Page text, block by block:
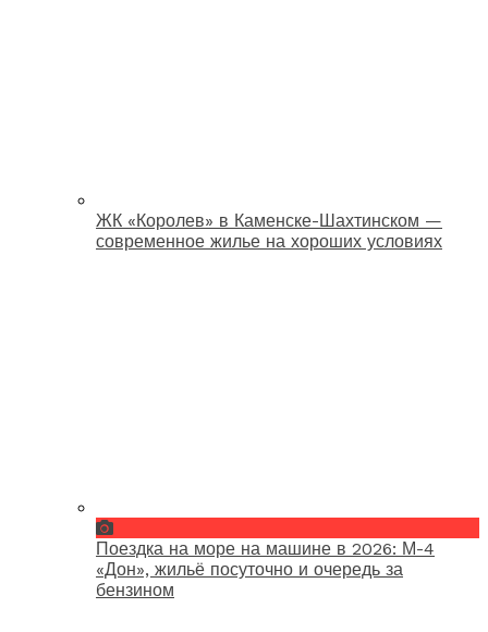
ЖК «Королев» в Каменске-Шахтинском —
современное жилье на хороших условиях
Поездка на море на машине в 2026: М-4
«Дон», жильё посуточно и очередь за
бензином